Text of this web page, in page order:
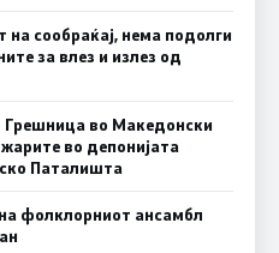
на сообраќај, нема подолги
за влез и излез од
Грешница во Македонски
во депонијата
Паталишта
фолклорниот ансамбл